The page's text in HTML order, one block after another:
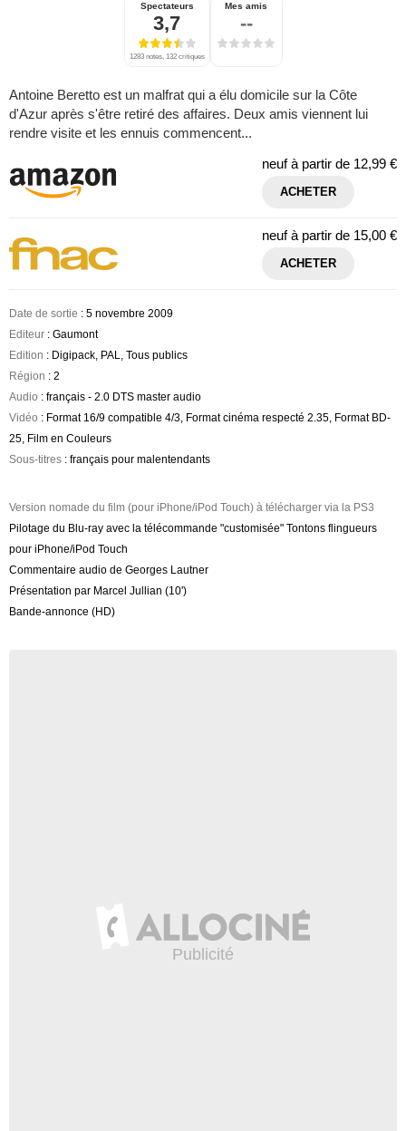
Spectateurs
3,7
1283 notes, 132 critiques
Mes amis
--
Antoine Beretto est un malfrat qui a élu domicile sur la Côte
d'Azur après s'être retiré des affaires. Deux amis viennent lui
rendre visite et les ennuis commencent...
neuf à partir de 12,99 €
ACHETER
neuf à partir de 15,00 €
ACHETER
Date de sortie : 5 novembre 2009
Editeur : Gaumont
Edition : Digipack, PAL, Tous publics
Région : 2
Audio : français - 2.0 DTS master audio
Vidéo : Format 16/9 compatible 4/3, Format cinéma respecté 2.35, Format BD-
25, Film en Couleurs
Sous-titres : français pour malentendants
Version nomade du film (pour iPhone/iPod Touch) à télécharger via la PS3
Pilotage du Blu-ray avec la télécommande "customisée" Tontons flingueurs
pour iPhone/iPod Touch
Commentaire audio de Georges Lautner
Présentation par Marcel Jullian (10')
Bande-annonce (HD)